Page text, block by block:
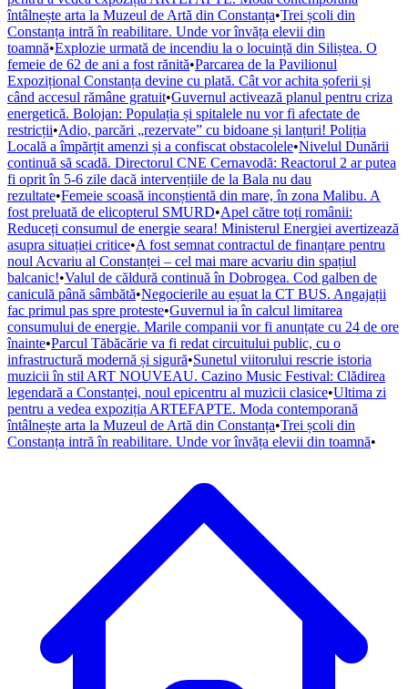
întâlnește arta la Muzeul de Artă din Constanța•Trei școli din
Constanța intră în reabilitare. Unde vor învăța elevii din
toamnă•Explozie urmată de incendiu la o locuință din Siliștea. O
femeie de 62 de ani a fost rănită•Parcarea de la Pavilionul
Expozițional Constanța devine cu plată. Cât vor achita șoferii și
când accesul rămâne gratuit•Guvernul activează planul pentru criza
energetică. Bolojan: Populația și spitalele nu vor fi afectate de
restricții•Adio, parcări „rezervate” cu bidoane și lanțuri! Poliția
Locală a împărțit amenzi și a confiscat obstacolele•Nivelul Dunării
continuă să scadă. Directorul CNE Cernavodă: Reactorul 2 ar putea
fi oprit în 5-6 zile dacă intervențiile de la Bala nu dau
rezultate•Femeie scoasă inconștientă din mare, în zona Malibu. A
fost preluată de elicopterul SMURD•Apel către toți românii:
Reduceți consumul de energie seara! Ministerul Energiei avertizează
asupra situației critice•A fost semnat contractul de finanțare pentru
noul Acvariu al Constanței – cel mai mare acvariu din spațiul
balcanic!•Valul de căldură continuă în Dobrogea. Cod galben de
caniculă până sâmbătă•Negocierile au eșuat la CT BUS. Angajații
fac primul pas spre proteste•Guvernul ia în calcul limitarea
consumului de energie. Marile companii vor fi anunțate cu 24 de ore
înainte•Parcul Tăbăcărie va fi redat circuitului public, cu o
infrastructură modernă și sigură•Sunetul viitorului rescrie istoria
muzicii în stil ART NOUVEAU. Cazino Music Festival: Clădirea
legendară a Constanței, noul epicentru al muzicii clasice•Ultima zi
pentru a vedea expoziția ARTEFAPTE. Moda contemporană
întâlnește arta la Muzeul de Artă din Constanța•Trei școli din
Constanța intră în reabilitare. Unde vor învăța elevii din toamnă•